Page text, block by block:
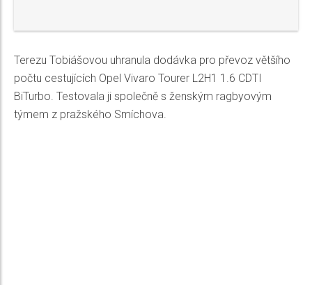
Terezu Tobiášovou uhranula dodávka pro převoz většího
počtu cestujících Opel Vivaro Tourer L2H1 1.6 CDTI
BiTurbo. Testovala ji společně s ženským ragbyovým
týmem z pražského Smíchova.